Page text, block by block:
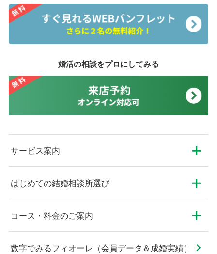
婚活の相談をプロにしてみる
サービス案内
はじめての結婚相談所選び
コース・料金のご案内
数字でみるフィオーレ（会員データ＆成婚実績）